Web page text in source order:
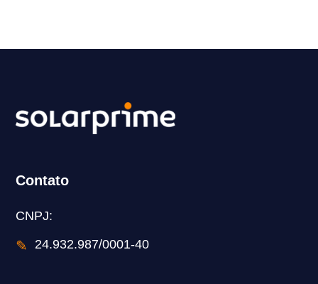
Contato
CNPJ:
✎
24.932.987/0001-40